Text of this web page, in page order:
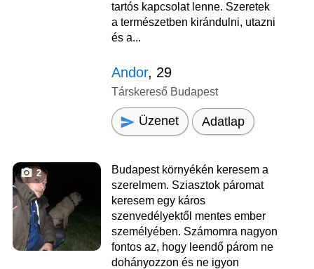
tartós kapcsolat lenne. Szeretek
a természetben kirándulni, utazni
és a...
Andor, 29
Társkereső Budapest
Üzenet Adatlap
2
Budapest környékén keresem a
szerelmem. Sziasztok páromat
keresem egy káros
szenvedélyektől mentes ember
személyében. Számomra nagyon
fontos az, hogy leendő párom ne
dohányozzon és ne igyon